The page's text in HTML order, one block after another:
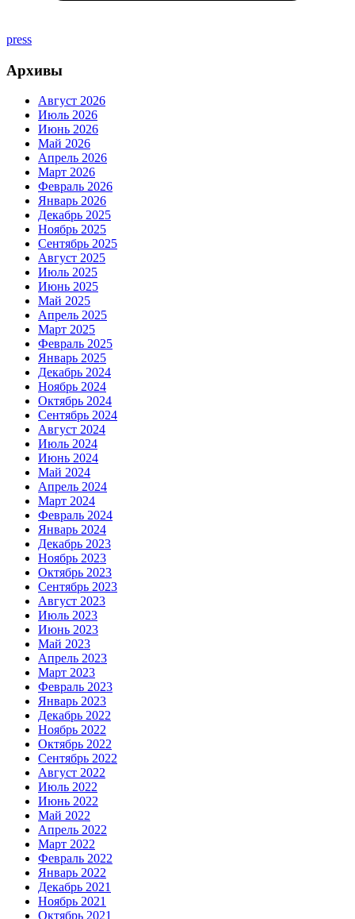
press
Архивы
Август 2026
Июль 2026
Июнь 2026
Май 2026
Апрель 2026
Март 2026
Февраль 2026
Январь 2026
Декабрь 2025
Ноябрь 2025
Сентябрь 2025
Август 2025
Июль 2025
Июнь 2025
Май 2025
Апрель 2025
Март 2025
Февраль 2025
Январь 2025
Декабрь 2024
Ноябрь 2024
Октябрь 2024
Сентябрь 2024
Август 2024
Июль 2024
Июнь 2024
Май 2024
Апрель 2024
Март 2024
Февраль 2024
Январь 2024
Декабрь 2023
Ноябрь 2023
Октябрь 2023
Сентябрь 2023
Август 2023
Июль 2023
Июнь 2023
Май 2023
Апрель 2023
Март 2023
Февраль 2023
Январь 2023
Декабрь 2022
Ноябрь 2022
Октябрь 2022
Сентябрь 2022
Август 2022
Июль 2022
Июнь 2022
Май 2022
Апрель 2022
Март 2022
Февраль 2022
Январь 2022
Декабрь 2021
Ноябрь 2021
Октябрь 2021